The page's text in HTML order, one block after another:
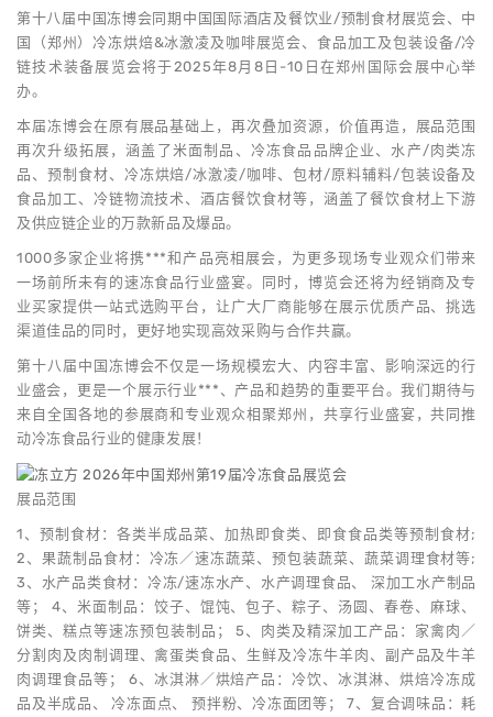
第十八届中国冻博会同期中国国际酒店及餐饮业/预制食材展览会、中
国（郑州）冷冻烘焙&冰激凌及咖啡展览会、食品加工及包装设备/冷
链技术装备展览会将于2025年8月8日-10日在郑州国际会展中心举
办。
本届冻博会在原有展品基础上，再次叠加资源，价值再造，展品范围
再次升级拓展，涵盖了米面制品、冷冻食品品牌企业、水产/肉类冻
品、预制食材、冷冻烘焙/冰激凌/咖啡、包材/原料辅料/包装设备及
食品加工、冷链物流技术、酒店餐饮食材等，涵盖了餐饮食材上下游
及供应链企业的万款新品及爆品。
1000多家企业将携***和产品亮相展会，为更多现场专业观众们带来
一场前所未有的速冻食品行业盛宴。同时，博览会还将为经销商及专
业买家提供一站式选购平台，让广大厂商能够在展示优质产品、挑选
渠道佳品的同时，更好地实现高效采购与合作共赢。
第十八届中国冻博会不仅是一场规模宏大、内容丰富、影响深远的行
业盛会，更是一个展示行业***、产品和趋势的重要平台。我们期待与
来自全国各地的参展商和专业观众相聚郑州，共享行业盛宴，共同推
动冷冻食品行业的健康发展！
展品范围
1、预制食材：各类半成品菜、加热即食类、即食食品类等预制食材;
2、果蔬制品食材：冷冻／速冻蔬菜、预包装蔬菜、蔬菜调理食材等;
3、水产品类食材：冷冻/速冻水产、水产调理食品、 深加工水产制品
等； 4、米面制品：饺子、馄饨、包子、粽子、汤圆、春卷、麻球、
饼类、糕点等速冻预包装制品； 5、肉类及精深加工产品：家禽肉／
分割肉及肉制调理、禽蛋类食品、生鲜及冷冻牛羊肉、副产品及牛羊
肉调理食品等； 6、冰淇淋／烘焙产品：冷饮、冰淇淋、烘焙冷冻成
品及半成品、 冷冻面点、 预拌粉、冷冻面团等； 7、复合调味品：耗